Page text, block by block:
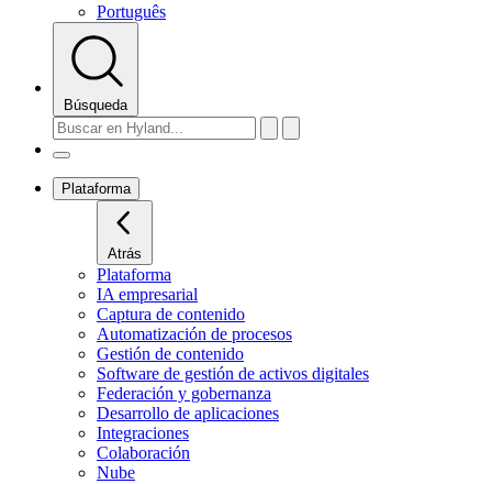
Português
Búsqueda
Plataforma
Atrás
Plataforma
IA empresarial
Captura de contenido
Automatización de procesos
Gestión de contenido
Software de gestión de activos digitales
Federación y gobernanza
Desarrollo de aplicaciones
Integraciones
Colaboración
Nube